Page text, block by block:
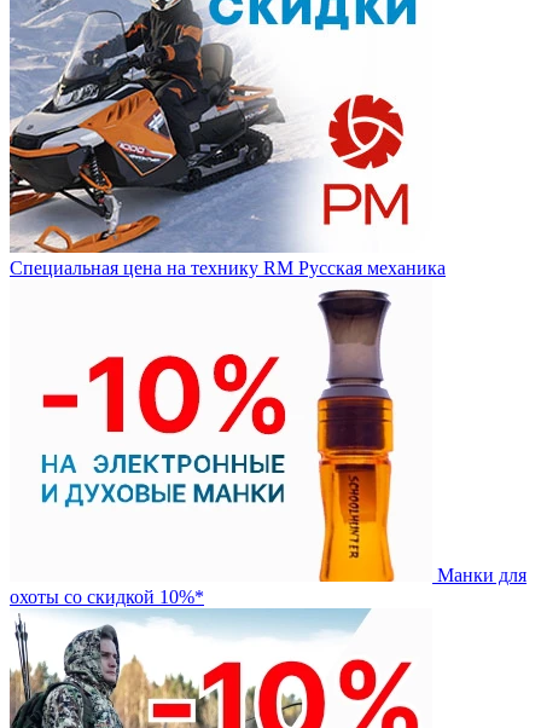
Специальная цена на технику RM Русская механика
Манки для
охоты со скидкой 10%*